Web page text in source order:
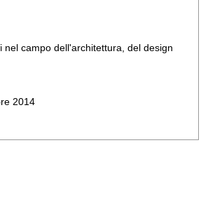
campo dell'architettura, del design
2014